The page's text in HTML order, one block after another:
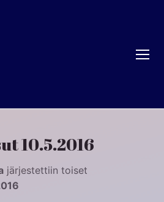
10.5.2016
järjestettiin toiset